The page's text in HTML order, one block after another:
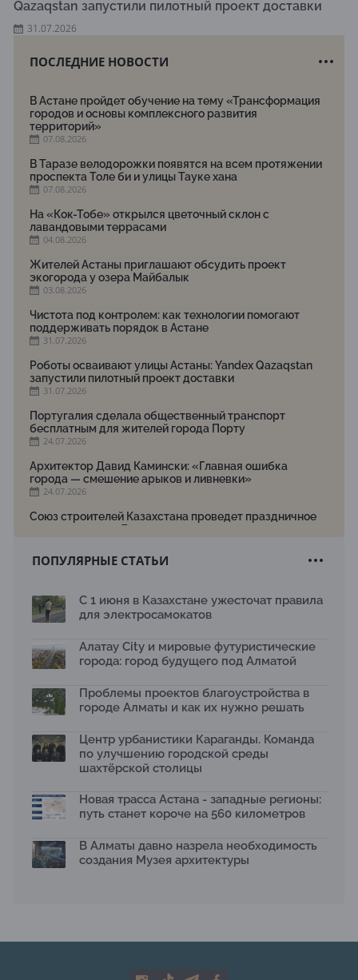
Qazaqstan запустили пилотный проект доставки
31.07.2026
ПОСЛЕДНИЕ НОВОСТИ
В Астане пройдет обучение на тему «Трансформация
городов и основы комплексного развития
территорий»
07.08.2026
В Таразе велодорожки появятся на всем протяжении
проспекта Толе би и улицы Тауке хана
07.08.2026
На «Кок-Тобе» открылся цветочный склон с
лавандовыми террасами
04.08.2026
Жителей Астаны приглашают обсудить проект
экогорода у озера Майбалык
03.08.2026
Чистота под контролем: как технологии помогают
поддерживать порядок в Астане
31.07.2026
Роботы осваивают улицы Астаны: Yandex Qazaqstan
запустили пилотный проект доставки
31.07.2026
Португалия сделала общественный транспорт
бесплатным для жителей города Порту
24.07.2026
Архитектор Давид Камински: «Главная ошибка
города — смешение арыков и ливневки»
24.07.2026
Союз строителей Казахстана проведет праздничное
мероприятие ко Дню строителя
Новый Строительный кодекс: что изменилось для
17.07.2026
рободоставки в Астане
15.07.2026
2026 принимает заявки до 31 июля
13.07.2026
темой новой выставки в «Целинном»
13.07.2026
Қазақстан»: воспитанники подарили вторую жизнь
отходам
08.07.2026
Ко Дню столицы в Нуре благоустроили шесть
общественных пространств
06.07.2026
МЧС усилило мониторинг рек и моренных озер после
ПОПУЛЯРНЫЕ СТАТЬИ
С 1 июня в Казахстане ужесточат правила
для электросамокатов
Алатау City и мировые футуристические
города: город будущего под Алматой
Проблемы проектов благоустройства в
городе Алматы и как их нужно решать
Центр урбанистики Караганды. Команда
по улучшению городской среды
шахтёрской столицы
Новая трасса Астана - западные регионы:
путь станет короче на 560 километров
В Алматы давно назрела необходимость
создания Музея архитектуры